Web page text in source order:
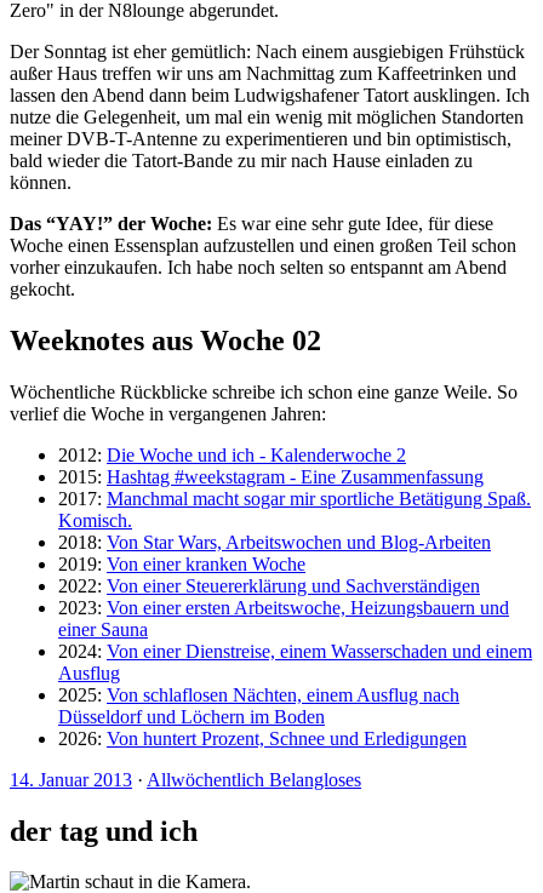
Zero" in der N8lounge abgerundet.
Der Sonntag ist eher gemütlich: Nach einem ausgiebigen Frühstück
außer Haus treffen wir uns am Nachmittag zum Kaffeetrinken und
lassen den Abend dann beim Ludwigshafener Tatort ausklingen. Ich
nutze die Gelegenheit, um mal ein wenig mit möglichen Standorten
meiner DVB-T-Antenne zu experimentieren und bin optimistisch,
bald wieder die Tatort-Bande zu mir nach Hause einladen zu
können.
Das “YAY!” der Woche: Es war eine sehr gute Idee, für diese
Woche einen Essensplan aufzustellen und einen großen Teil schon
vorher einzukaufen. Ich habe noch selten so entspannt am Abend
gekocht.
Weeknotes aus Woche 02
Wöchentliche Rückblicke schreibe ich schon eine ganze Weile. So
verlief die Woche in vergangenen Jahren:
2012: Die Woche und ich - Kalenderwoche 2
2015: Hashtag #weekstagram - Eine Zusammenfassung
2017: Manchmal macht sogar mir sportliche Betätigung Spaß.
Komisch.
2018: Von Star Wars, Arbeitswochen und Blog-Arbeiten
2019: Von einer kranken Woche
2022: Von einer Steuererklärung und Sachverständigen
2023: Von einer ersten Arbeitswoche, Heizungsbauern und
einer Sauna
2024: Von einer Dienstreise, einem Wasserschaden und einem
Ausflug
2025: Von schlaflosen Nächten, einem Ausflug nach
Düsseldorf und Löchern im Boden
2026: Von huntert Prozent, Schnee und Erledigungen
14. Januar 2013 · Allwöchentlich Belangloses
der tag und ich